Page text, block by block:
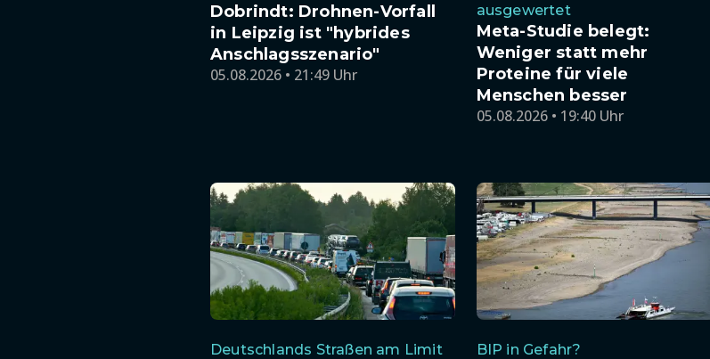
Dobrindt: Drohnen-Vorfall
in Leipzig ist "hybrides
Anschlagsszenario"
05.08.2026 • 21:49 Uhr
ausgewertet
Meta-Studie belegt:
Weniger statt mehr
Proteine für viele
Menschen besser
05.08.2026 • 19:40 Uhr
Deutschlands Straßen am Limit BIP in Gefahr?